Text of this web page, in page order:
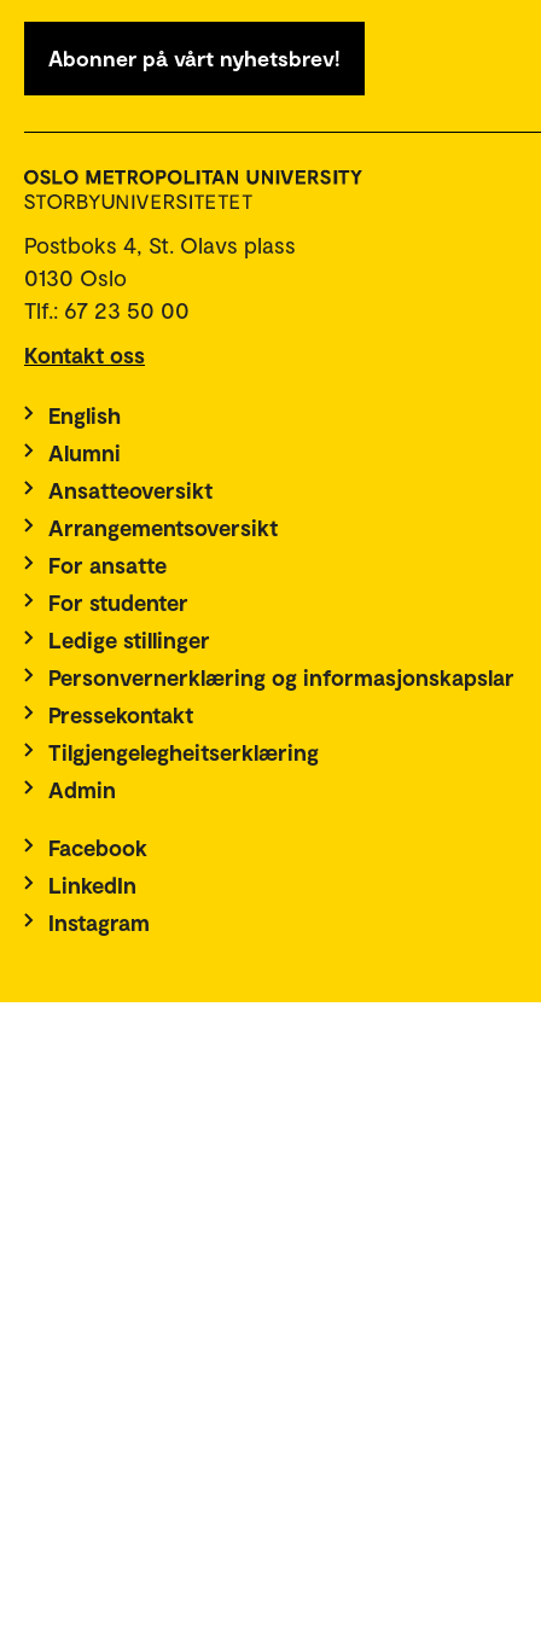
Abonner på vårt nyhetsbrev!
Postboks 4, St. Olavs plass
0130 Oslo
Tlf.: 67 23 50 00
Kontakt oss
English
Alumni
Ansatteoversikt
Arrangementsoversikt
For ansatte
For studenter
Ledige stillinger
Personvernerklæring og informasjonskapslar
Pressekontakt
Tilgjengelegheitserklæring
Admin
Facebook
LinkedIn
Instagram